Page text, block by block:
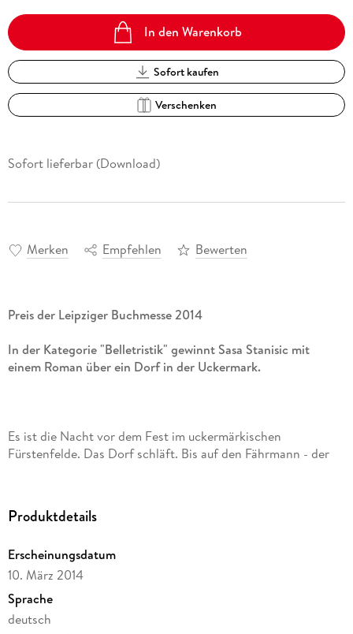
In den Warenkorb
Sofort kaufen
Verschenken
Sofort lieferbar (Download)
Merken Empfehlen Bewerten
Preis der Leipziger Buchmesse 2014
In der Kategorie "Belletristik" gewinnt Sasa Stanisic mit
einem Roman über ein Dorf in der Uckermark.
Es ist die Nacht vor dem Fest im uckermärkischen
Fürstenfelde. Das Dorf schläft. Bis auf den Fährmann - der
die Glocken sind weg. Eine Füchsin sucht nach Eiern für ihre
kann sich nicht entscheiden, ob er Zigaretten holen soll oder
sich in den Kopf schießen. Alle haben sie eine Mission. Alle
wollen sie etwas zu Ende bringen, bevor die Nacht vorüber
ist.
Produktdetails
Erscheinungsdatum
10. März 2014
Sprache
deutsch